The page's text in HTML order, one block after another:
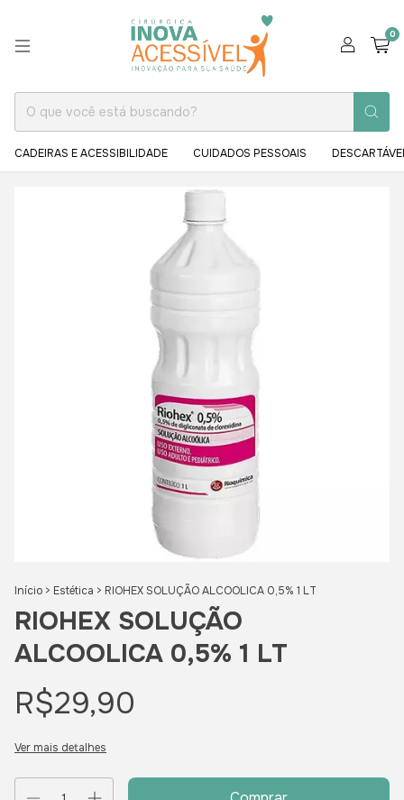
0
CADEIRAS E ACESSIBILIDADE CUIDADOS PESSOAIS
Início > Estética > RIOHEX SOLUÇÃO ALCOOLICA 0,5% 1 LT
RIOHEX SOLUÇÃO
ALCOOLICA 0,5% 1 LT
R$29,90
Ver mais detalhes